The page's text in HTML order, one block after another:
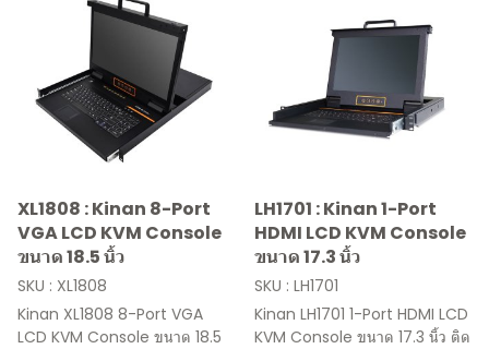
XL1808 : Kinan 8-Port
VGA LCD KVM Console
ขนาด 18.5 นิ้ว
SKU : XL1808
Kinan XL1808 8-Port VGA
LCD KVM Console ขนาด 18.5
LH1701 : Kinan 1-Port
HDMI LCD KVM Console
ขนาด 17.3 นิ้ว
SKU : LH1701
Kinan LH1701 1-Port HDMI LCD
KVM Console ขนาด 17.3 นิ้ว ติด